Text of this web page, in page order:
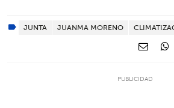
JUNTA JUANMA MORENO